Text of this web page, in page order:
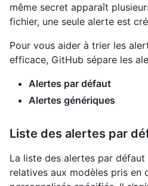
même secret apparaît
fichier, une seule alerte est
Pour vous aider à trier les
efficace, GitHub sépare les
Alertes par défaut
Alertes génériques
Liste des alertes par
La liste des alertes par
relatives aux modèles pris en